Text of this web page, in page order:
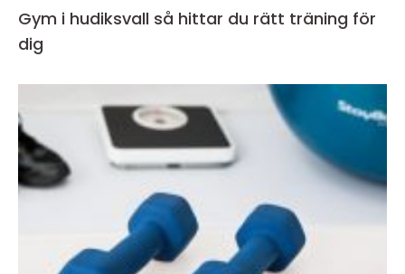
Gym i hudiksvall så hittar du rätt träning för
dig